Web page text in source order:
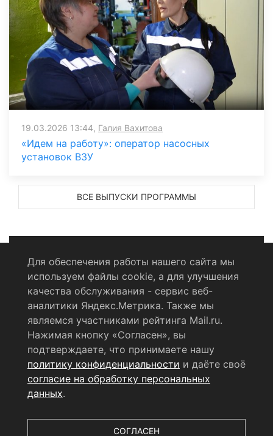
19.03.2026 13:44, Галия Вахитова
«Идем на работу»: оператор насосных
установок ВЗУ
ВСЕ ВЫПУСКИ ПРОГРАММЫ
Политика конфиденциальности
Согласие на обработку персональных данных
RSS-лента
© 2004 - 2026 Сетевое издание Щёлковское ТВ.
Свидетельство о регистрации СМИ
ЭЛ № ФС 77 - 79754 от 07.12.2020 г.
технологий и массовых коммуникаций (РОСКОМНАДЗОР).
Для обеспечения работы нашего сайта мы
используем файлы cookie, а для улучшения
качества обслуживания - сервис веб-
аналитики Яндекс.Метрика. Также мы
являемся участниками рейтинга Mail.ru.
Нажимая кнопку «Согласен», вы
подтверждаете, что принимаете нашу
политику конфиденциальности и даёте своё
согласие на обработку персональных
данных.
СОГЛАСЕН